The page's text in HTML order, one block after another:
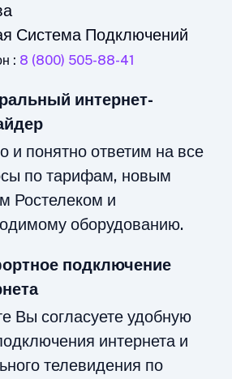
Система Подключений
: 8 (800) 505-88-41
интернет-
и понятно ответим на все
по тарифам, новым
Ростелеком и
оборудованию.
подключение
Вы согласуете удобную
интернета и
телевидения по